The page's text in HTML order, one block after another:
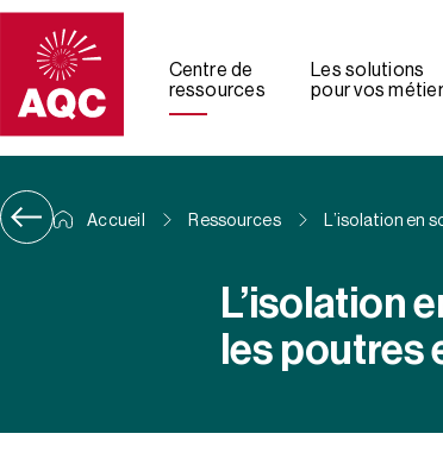
Panneau de gestion des cookies
Centre de
ressources
Les solutions
pour vos
Accueil Ressources L’isolation en
L’isolation
les poutres